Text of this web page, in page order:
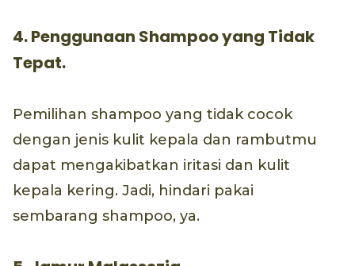
4. Penggunaan Shampoo yang Tidak
Tepat.
Pemilihan shampoo yang tidak cocok
dengan jenis kulit kepala dan rambutmu
dapat mengakibatkan iritasi dan kulit
kepala kering. Jadi, hindari pakai
sembarang shampoo, ya.